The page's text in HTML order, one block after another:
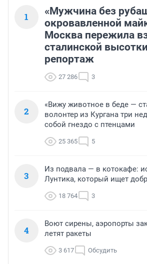
1
«Мужчина без
окровавленной
Москва пережила
сталинской
репортаж
27 286 3
2
«Вижу животное в беде —
волонтер из Кургана три
собой гнездо с птенцами
25 365 5
3
Из подвала — в котокафе:
Лунтика, который ищет
18 764 3
4
Воют сирены, аэропорты
летят ракеты
3 617 Обсудить